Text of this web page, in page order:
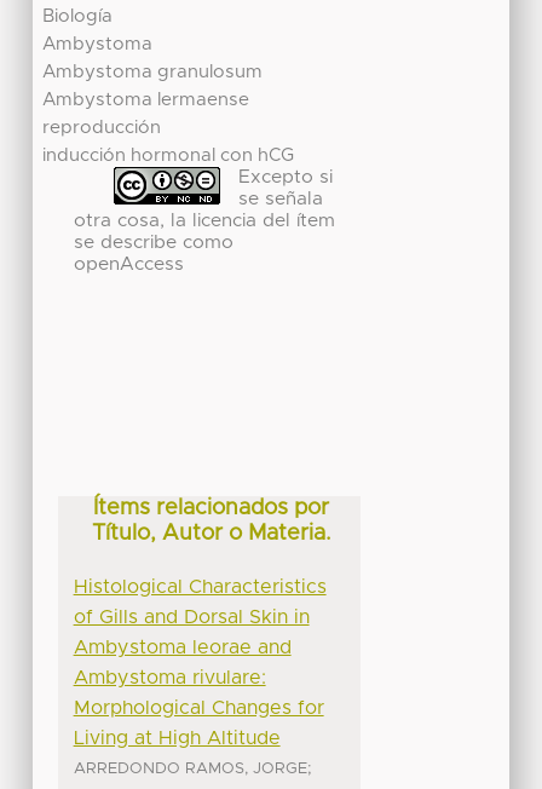
Biología
Ambystoma
Ambystoma granulosum
Ambystoma lermaense
reproducción
inducción hormonal con hCG
Excepto si
se señala
otra cosa, la licencia del ítem
se describe como
openAccess
Ítems relacionados por
Título, Autor o Materia.
Histological Characteristics
of Gills and Dorsal Skin in
Ambystoma leorae and
Ambystoma rivulare:
Morphological Changes for
Living at High Altitude
ARREDONDO RAMOS, JORGE;